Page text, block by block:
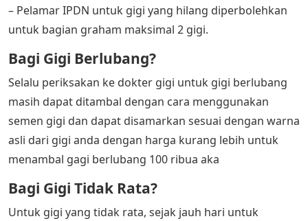
– Pelamar IPDN untuk gigi yang hilang diperbolehkan
untuk bagian graham maksimal 2 gigi.
Bagi Gigi Berlubang?
Selalu periksakan ke dokter gigi untuk gigi berlubang
masih dapat ditambal dengan cara menggunakan
semen gigi dan dapat disamarkan sesuai dengan warna
asli dari gigi anda dengan harga kurang lebih untuk
menambal gagi berlubang 100 ribua aka
Bagi Gigi Tidak Rata?
Untuk gigi yang tidak rata, sejak jauh hari untuk